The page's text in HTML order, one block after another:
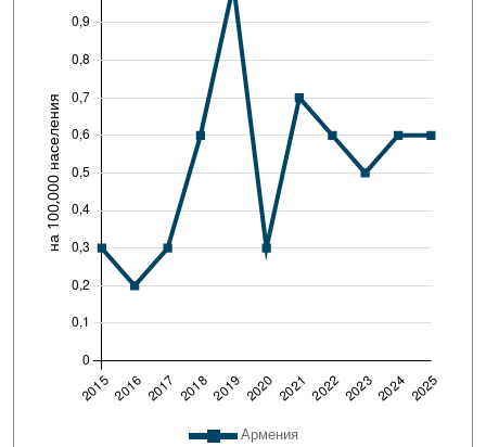
Легенда сюжета: список линий, включенных
Армения